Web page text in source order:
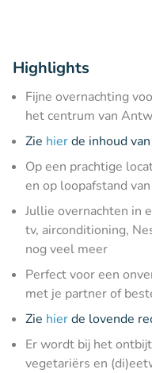
Highlights
Fijne overnachting
het centrum van
Zie hierde inhoud
Op een prachtige
en op loopafstand
Jullie overnachten in
tv, airconditioning,
nog veel meer
Perfect voor een
met je partner of
Zie hierde lovende
Er wordt bij het
vegetariërs en